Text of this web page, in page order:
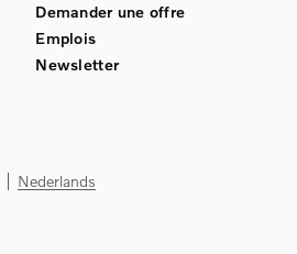
Demander une offre
Emplois
Newsletter
Nederlands